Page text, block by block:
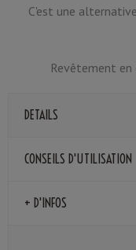
C'est une
Revêtement
DETAILS
CONSEILS D'UTILISATION
+ D'INFOS